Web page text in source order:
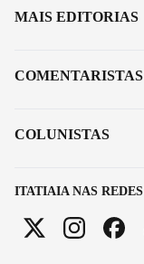
ITATIAIA NAS REDES
MAIS EDITORIAS
COMENTARISTAS
COLUNISTAS